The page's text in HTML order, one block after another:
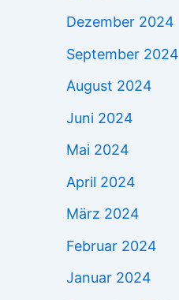
Dezember 2024
September 2024
August 2024
Juni 2024
Mai 2024
April 2024
März 2024
Februar 2024
Januar 2024